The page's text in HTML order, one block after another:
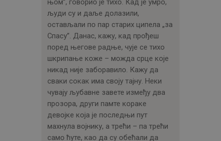
њом”, говорио је тихо. Кад је умро,
људи су и даље долазили,
остављали по пар старих ципела „за
Спасу”. Данас, кажу, кад прођеш
поред његове радње, чује се тихо
шкрипање коже – можда срце које
никад није заборавило. Кажу да
сваки сокак има своју тајну. Неки
чувају љубавне завете између два
прозора, други памте кораке
девојке која је последњи пут
махнула војнику, а трећи – па трећи
само ћуте, као да су обећали да